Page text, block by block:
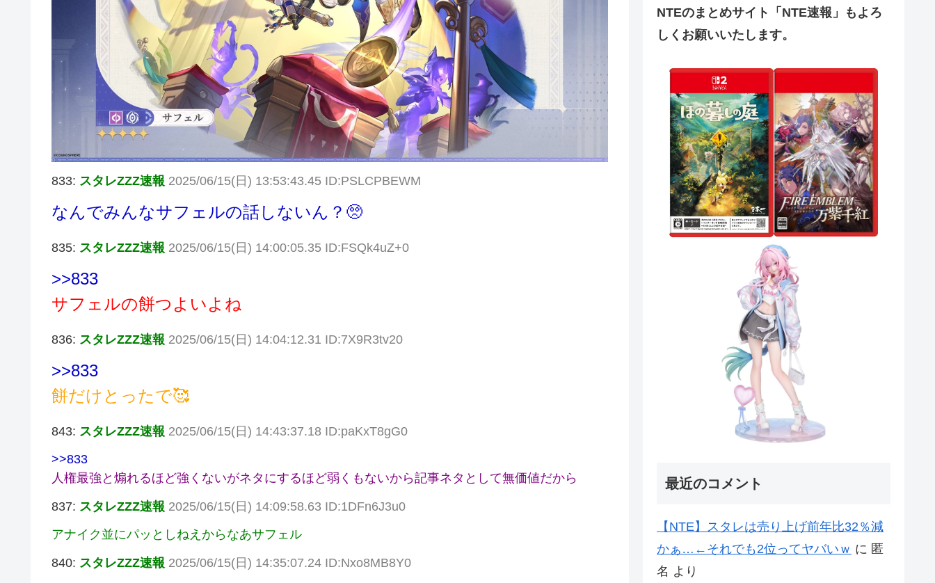
833: スタレZZZ速報 2025/06/15(日) 13:53:43.45 ID:PSLCPBEWM
なんでみんなサフェルの話しないん？🥺
835: スタレZZZ速報 2025/06/15(日) 14:00:05.35 ID:FSQk4uZ+0
>>833
サフェルの餅つよいよね
836: スタレZZZ速報 2025/06/15(日) 14:04:12.31 ID:7X9R3tv20
>>833
餅だけとったで🥰
843: スタレZZZ速報 2025/06/15(日) 14:43:37.18 ID:paKxT8gG0
>>833
人権最強と煽れるほど強くないがネタにするほど弱くもないから記事ネタとして無価値だから
837: スタレZZZ速報 2025/06/15(日) 14:09:58.63 ID:1DFn6J3u0
アナイク並にパッとしねえからなあサフェル
840: スタレZZZ速報 2025/06/15(日) 14:35:07.24 ID:Nxo8MB8Y0
NTEのまとめサイト「NTE速報」もよろ
しくお願いいたします。
最近のコメント
【NTE】スタレは売り上げ前年比32％減
かぁ…←それでも2位ってヤバいｗ に 匿
名 より